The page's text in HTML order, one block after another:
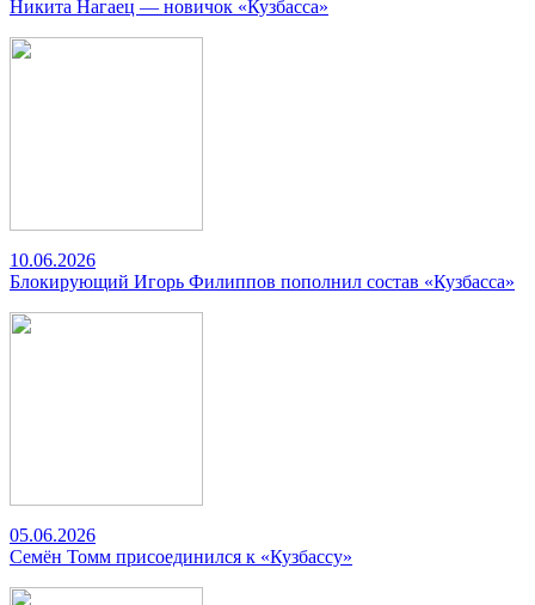
Никита Нагаец — новичок «Кузбасса»
10.06.2026
Блокирующий Игорь Филиппов пополнил состав «Кузбасса»
05.06.2026
Семён Томм присоединился к «Кузбассу»